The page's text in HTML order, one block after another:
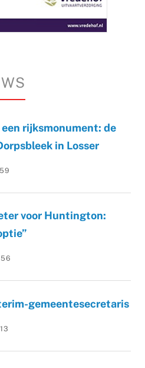
rijksmonument: de
in Losser
voor Huntington:
gemeentesecretaris